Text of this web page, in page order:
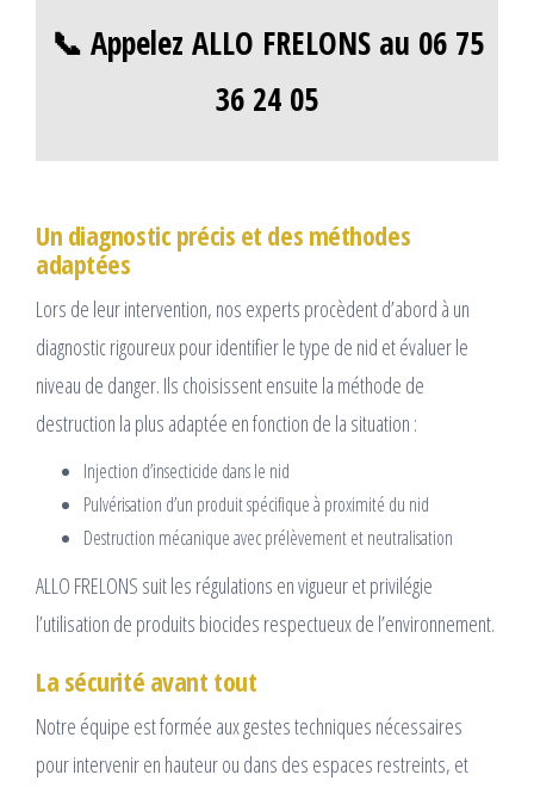
📞 Appelez ALLO FRELONS au 06 75
36 24 05
Un diagnostic précis et des méthodes
adaptées
Lors de leur intervention, nos experts procèdent d’abord à un
diagnostic rigoureux pour identifier le type de nid et évaluer le
niveau de danger. Ils choisissent ensuite la méthode de
destruction la plus adaptée en fonction de la situation :
Injection d’insecticide dans le nid
Pulvérisation d’un produit spécifique à proximité du nid
Destruction mécanique avec prélèvement et neutralisation
ALLO FRELONS suit les régulations en vigueur et privilégie
l’utilisation de produits biocides respectueux de l’environnement.
La sécurité avant tout
Notre équipe est formée aux gestes techniques nécessaires
pour intervenir en hauteur ou dans des espaces restreints, et